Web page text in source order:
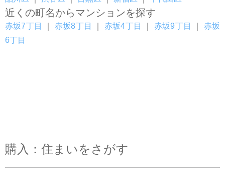
近くの町名からマンションを探す
赤坂7丁目 赤坂8丁目 赤坂4丁目 赤坂9丁目
赤坂
6丁目
購入：住まいをさがす